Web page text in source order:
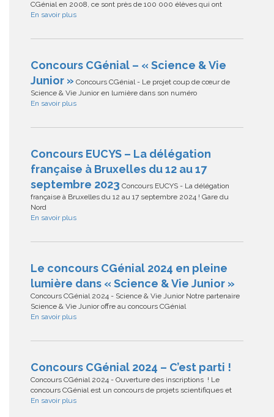
CGénial en 2008, ce sont près de 100 000 élèves qui ont
En savoir plus
Concours CGénial – « Science & Vie
Junior » Concours CGénial - Le projet coup de cœur de
Science & Vie Junior en lumière dans son numéro
En savoir plus
Concours EUCYS – La délégation
française à Bruxelles du 12 au 17
septembre 2023 Concours EUCYS - La délégation
française à Bruxelles du 12 au 17 septembre 2024 ! Gare du
Nord
En savoir plus
Le concours CGénial 2024 en pleine
lumière dans « Science & Vie Junior »
Concours CGénial 2024 - Science & Vie Junior Notre partenaire
Science & Vie Junior offre au concours CGénial
En savoir plus
Concours CGénial 2024 – C’est parti !
Concours CGénial 2024 - Ouverture des inscriptions ! Le
concours CGénial est un concours de projets scientifiques et
En savoir plus